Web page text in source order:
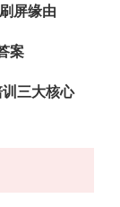
屏缘由
案
三大核心